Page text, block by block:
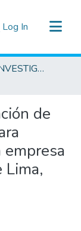
Log In (current)
TRABAJOS DE INVESTIGACIÓN
de